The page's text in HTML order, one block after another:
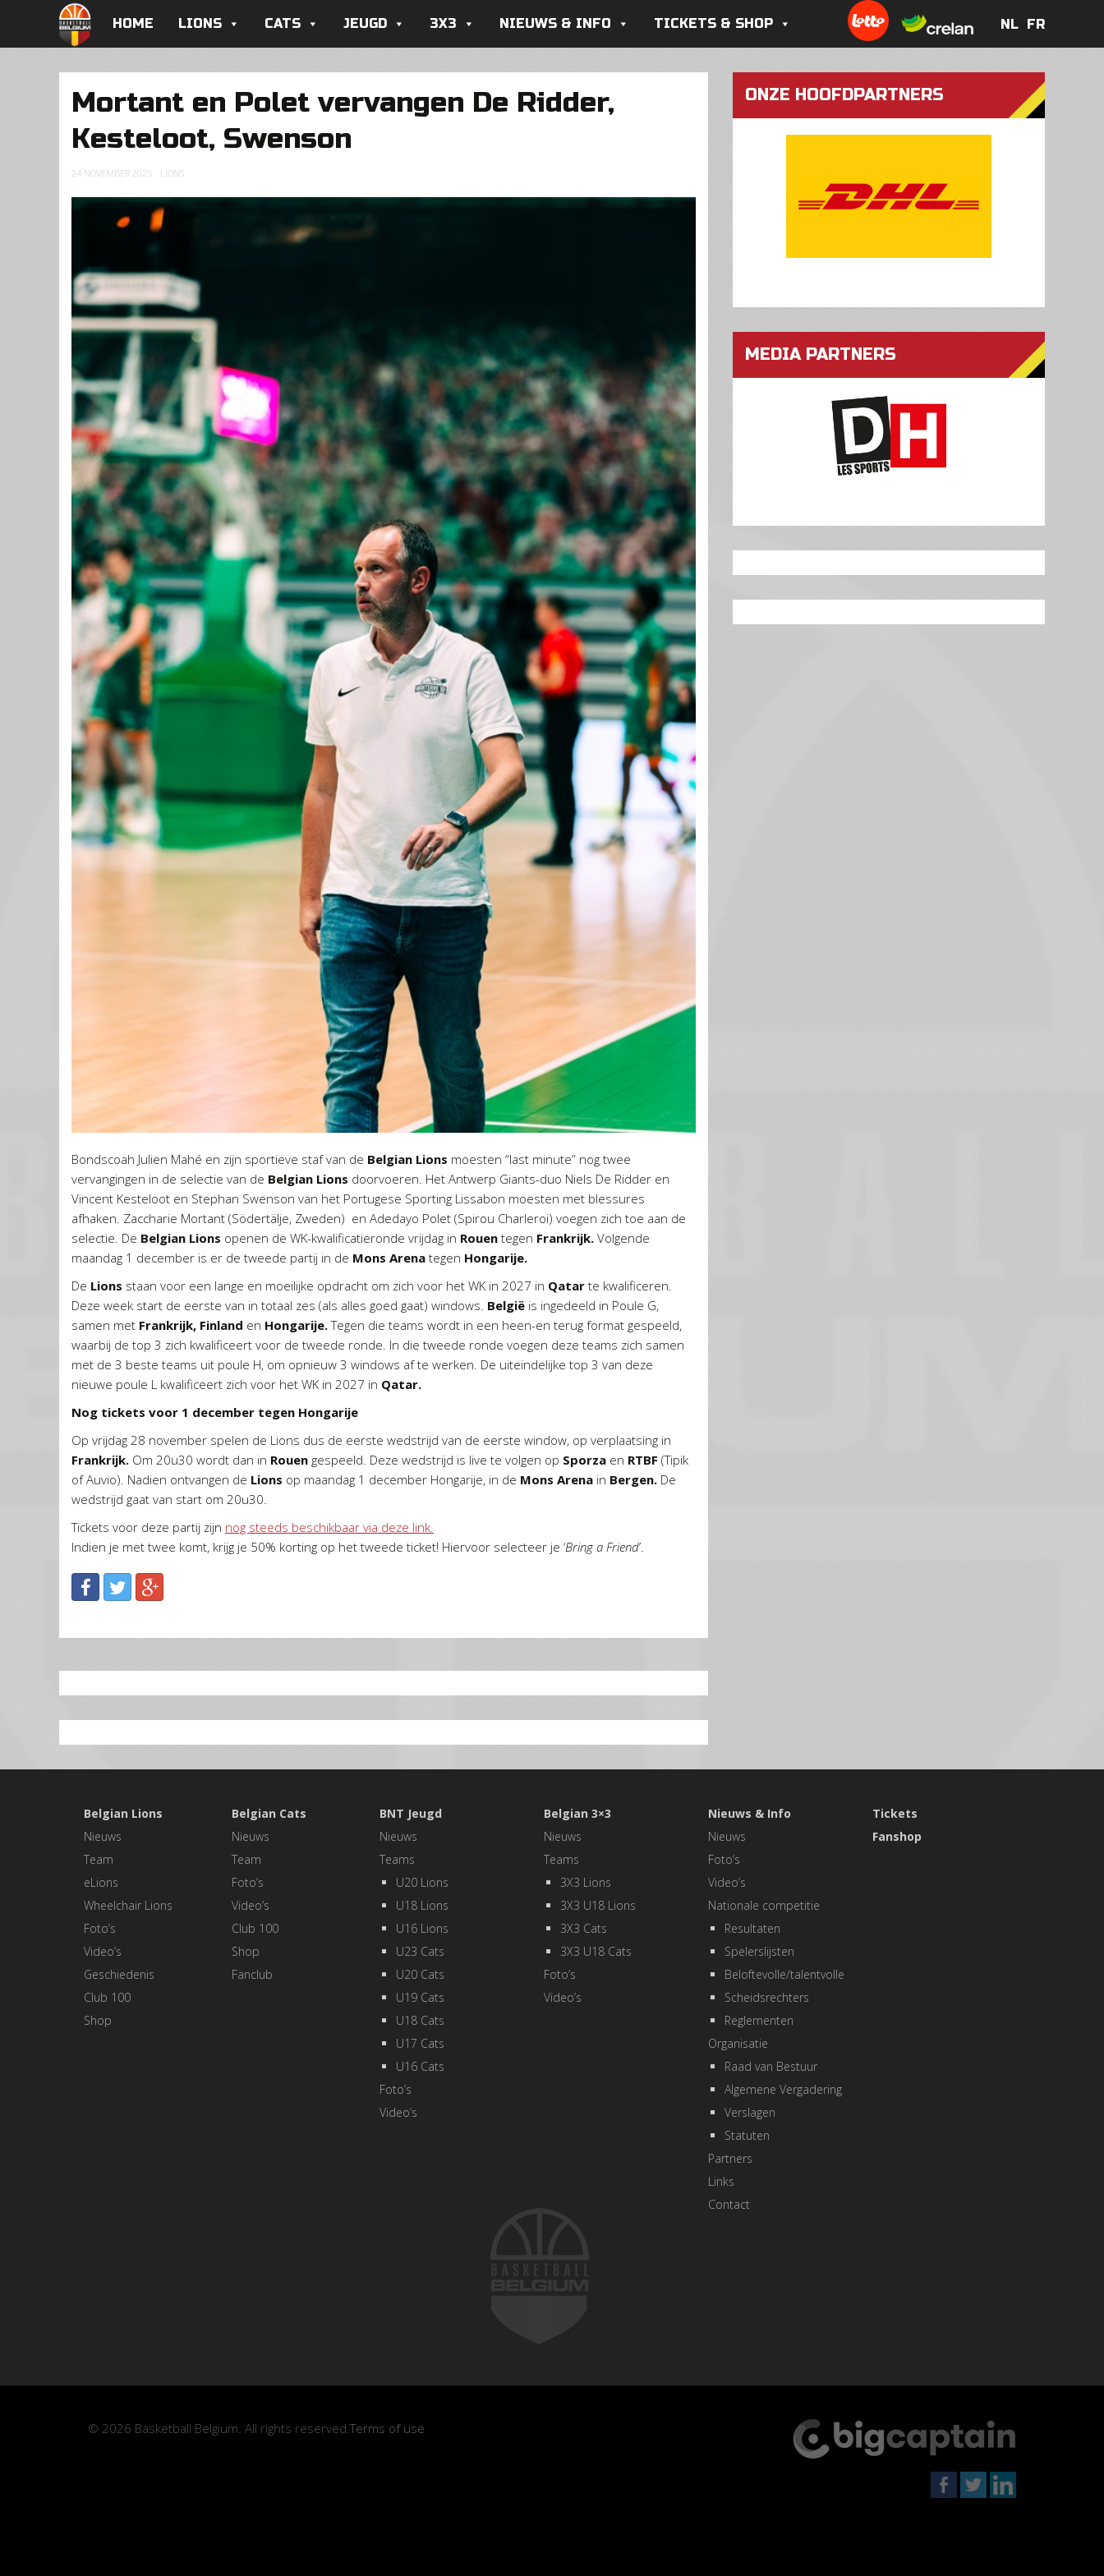
HOME LIONS CATS JEUGD 3X3 NIEUWS & INFO TICKETS & SHOP NL FR
Mortant en Polet vervangen De Ridder,
Kesteloot, Swenson
24 NOVEMBER 2025 LIONS
Bondscoah Julien Mahé en zijn sportieve staf van de Belgian Lions moesten “last minute” nog twee
vervangingen in de selectie van de Belgian Lions doorvoeren. Het Antwerp Giants-duo Niels De Ridder en
Vincent Kesteloot en Stephan Swenson van het Portugese Sporting Lissabon moesten met blessures
afhaken. Zaccharie Mortant (Södertälje, Zweden) en Adedayo Polet (Spirou Charleroi) voegen zich toe aan de
selectie. De Belgian Lions openen de WK-kwalificatieronde vrijdag in Rouen tegen Frankrijk. Volgende
maandag 1 december is er de tweede partij in de Mons Arena tegen Hongarije.
De Lions staan voor een lange en moeilijke opdracht om zich voor het WK in 2027 in Qatar te kwalificeren.
Deze week start de eerste van in totaal zes (als alles goed gaat) windows. België is ingedeeld in Poule G,
samen met Frankrijk, Finland en Hongarije.Tegen die teams wordt in een heen-en terug format gespeeld,
waarbij de top 3 zich kwalificeert voor de tweede ronde. In die tweede ronde voegen deze teams zich samen
met de 3 beste teams uit poule H, om opnieuw 3 windows af te werken. De uiteindelijke top 3 van deze
nieuwe poule L kwalificeert zich voor het WK in 2027 in Qatar.
Nog tickets voor 1 december tegen Hongarije
Op vrijdag 28 november spelen de Lions dus de eerste wedstrijd van de eerste window, op verplaatsing in
Frankrijk. Om 20u30 wordt dan in Rouen gespeeld. Deze wedstrijd is live te volgen op Sporza en RTBF (Tipik
of Auvio). Nadien ontvangen de Lions op maandag 1 december Hongarije, in de Mons Arena in Bergen. De
wedstrijd gaat van start om 20u30.
Tickets voor deze partij zijn nog steeds beschikbaar via deze link.
Indien je met twee komt, krijg je 50% korting op het tweede ticket! Hiervoor selecteer je ‘Bring a Friend’.
ONZE HOOFDPARTNERS
MEDIA PARTNERS
Belgian Lions
Nieuws
Team
eLions
Wheelchair Lions
Foto’s
Video’s
Geschiedenis
Club 100
Shop
Belgian Cats
Nieuws
Team
Foto’s
Video’s
Club 100
Shop
Fanclub
BNT Jeugd
Nieuws
Teams
U20 Lions
U18 Lions
U16 Lions
U23 Cats
U20 Cats
U19 Cats
U18 Cats
U17 Cats
U16 Cats
Foto’s
Video’s
Belgian 3×3
Nieuws
Teams
3X3 Lions
3X3 U18 Lions
3X3 Cats
3X3 U18 Cats
Foto’s
Video’s
Nieuws & Info
Nieuws
Foto’s
Video’s
Nationale competitie
Resultaten
Spelerslijsten
Beloftevolle/talentvolle
Scheidsrechters
Reglementen
Organisatie
Raad van Bestuur
Algemene Vergadering
Verslagen
Statuten
Partners
Links
Contact
Tickets
Fanshop
© 2026 Basketball Belgium. All rights reserved.Terms of use
NL